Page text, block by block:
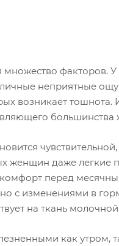
факторов. У
неприятные
возникает
женщин даже легкие
перед
с изменениями в
на ткань
как утром,